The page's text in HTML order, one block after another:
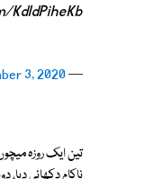
— Pakistan Cricket (@TheRealPCB)
3, 2020